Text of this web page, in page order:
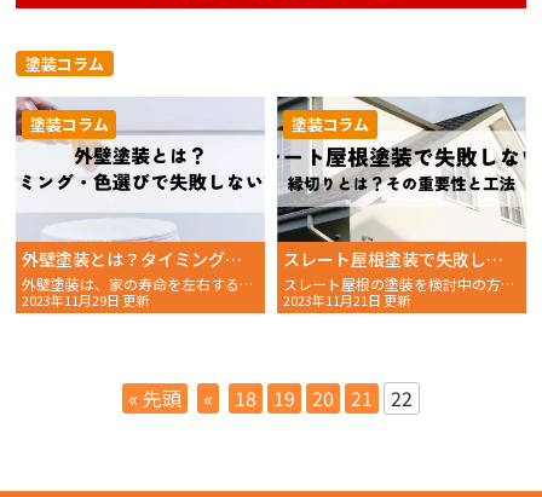
塗装コラム
外壁塗装とは？タイミング・色選びで失敗しない方法
外壁塗装は、家の寿命を左右する重要なメンテナンスです。築年
2023年11月29日 更新
塗装コラム
スレート屋根塗装で失敗しない！縁切りとは？その重要性と工法
スレート屋根の塗装を検討中の方にとって、雨漏りは大きな不安
2023年11月21日 更新
塗装コラム
« 先頭 « 18 19 20 21 22